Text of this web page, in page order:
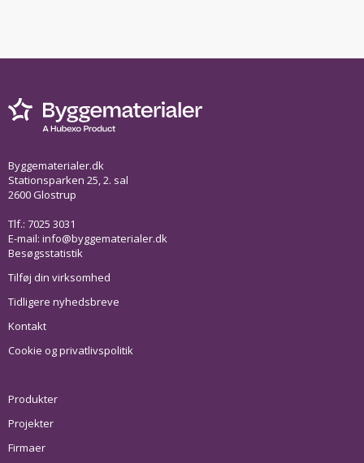
Byggematerialer.dk
Stationsparken 25, 2. sal
2600 Glostrup
Tlf.: 7025 3031
E-mail: info@byggematerialer.dk
Besøgsstatistik
Tilføj din virksomhed
Tidligere nyhedsbreve
Kontakt
Cookie og privatlivspolitik
Produkter
Projekter
Firmaer